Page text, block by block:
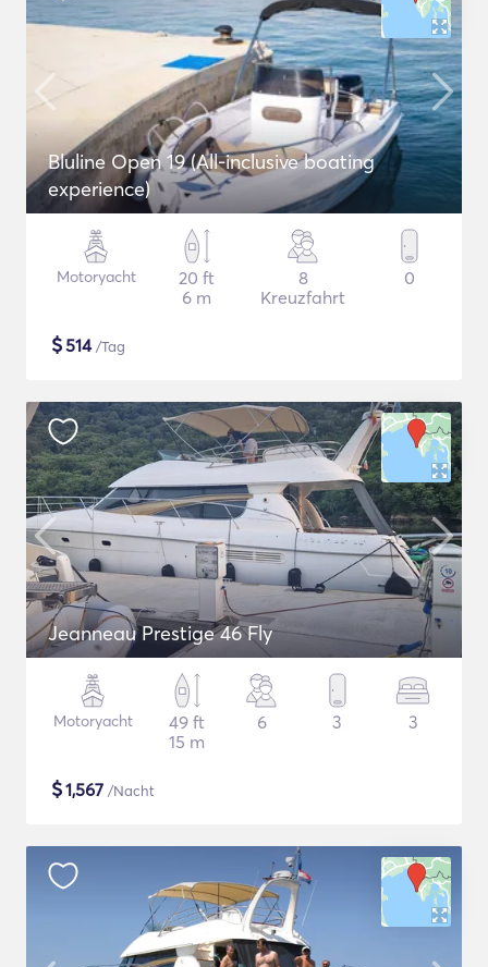
Bluline Open 19 (All-inclusive boating
experience)
Motoryacht
20 ft
6 m
8
Kreuzfahrt
0
$514/Tag
Jeanneau Prestige 46 Fly
Motoryacht
49 ft
15 m
6 3 3
$1,567 /Nacht